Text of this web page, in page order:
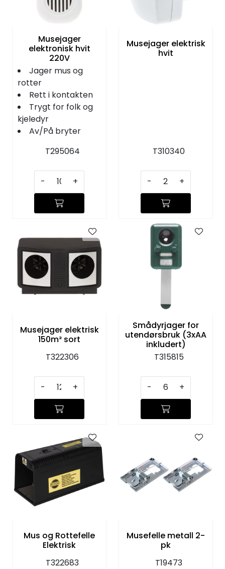
Musejager
elektronisk hvit
220V
Jager mus og
rotter
Rett i kontakten
Trygt for folk og
kjeledyr
Av/På bryter
T295064
- +
Musejager elektrisk
hvit
T310340
- +
Musejager elektrisk
150m² sort
T322306
- +
Smådyrjager for
utendørsbruk (3xAA
inkludert)
T315815
- +
Mus og Rottefelle
Elektrisk
T322683
Musefelle metall 2-
pk
T19473
MØBLER
GAVESETT
ACCESSORIES
JUL